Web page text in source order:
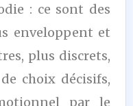
: ce sont des
enveloppent et
plus discrets,
choix décisifs,
par le